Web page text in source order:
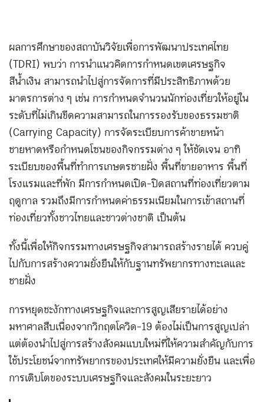
ผลการศึกษาของสถาบันวิจัยเพื่อการพัฒนาประเทศไทย
(TDRI) พบว่า การนำแนวคิดการกำหนดเขตเศรษฐกิจ
สีน้ำเงิน สามารถนำไปสู่การจัดการที่มีประสิทธิภาพด้วย
มาตรการต่าง ๆ เช่น การกำหนดจำนวนนักท่องเที่ยวให้อยู่ใน
ระดับที่ไม่เกินขีดความสามารถในการรองรับของธรรมชาติ
(Carrying Capacity) การจัดระเบียบการค้าขายหน้า
ชายหาดหรือกำหนดโซนของกิจกรรมต่าง ๆ ให้ชัดเจน อาทิ
ระเบียบของพื้นที่ทำการเกษตรชายฝั่ง พื้นที่ขายอาหาร พื้นที่
โรงแรมและที่พัก มีการกำหนดเปิด-ปิดสถานที่ท่องเที่ยวตาม
ฤดูกาล รวมถึงมีการกำหนดค่าธรรมเนียมในการเข้าสถานที่
ท่องเที่ยวทั้งชาวไทยและชาวต่างชาติ เป็นต้น
ทั้งนี้เพื่อให้กิจกรรมทางเศรษฐกิจสามารถสร้างรายได้ ควบคู่
ไปกับการสร้างความยั่งยืนให้กับฐานทรัพยากรทางทะเลและ
ชายฝั่ง
การหยุดชะงักทางเศรษฐกิจและการสูญเสียรายได้อย่าง
มหาศาลสืบเนื่องจากวิกฤตโควิด-19 ต้องไม่เป็นการสูญเปล่า
แต่ต้องนำไปสู่การสร้างสังคมแบบใหม่ที่ให้ความสำคัญกับการ
ใช้ประโยชน์จากทรัพยากรของประเทศให้มีความยั่งยืน และเพื่อ
การเติบโตของระบบเศรษฐกิจและสังคมในระยะยาว